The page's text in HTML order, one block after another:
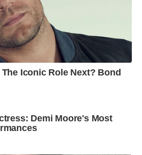
Iconic Role Next? Bond
Demi Moore's Most